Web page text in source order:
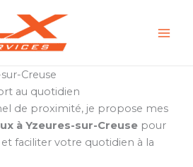
Creuse
au quotidien
de proximité, je propose mes
à Yzeures-sur-Creuse pour
faciliter votre quotidien à la